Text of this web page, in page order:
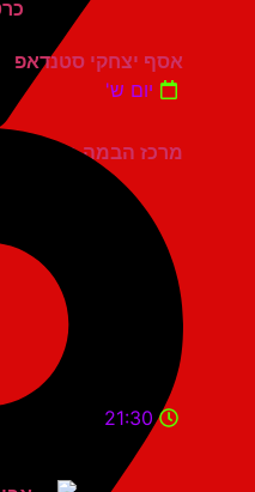
מרכז הבמה גני תקווה
אסף יצחקי סטנדאפ
יום ש'
21:30